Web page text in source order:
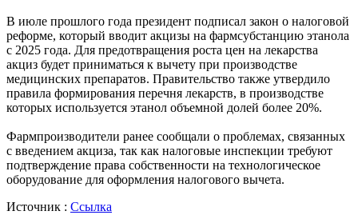
В июле прошлого года президент подписал закон о налоговой
реформе, который вводит акцизы на фармсубстанцию этанола
с 2025 года. Для предотвращения роста цен на лекарства
акциз будет приниматься к вычету при производстве
медицинских препаратов. Правительство также утвердило
правила формирования перечня лекарств, в производстве
которых используется этанол объемной долей более 20%.
Фармпроизводители ранее сообщали о проблемах, связанных
с введением акциза, так как налоговые инспекции требуют
подтверждение права собственности на технологическое
оборудование для оформления налогового вычета.
Источник : Ссылка